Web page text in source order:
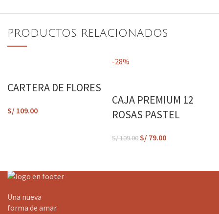
PRODUCTOS RELACIONADOS
CARTERA DE FLORES
S/ 109.00
-28%
CAJA PREMIUM 12
ROSAS PASTEL
S/109.00S/ 79.00
Una nueva
forma de amar